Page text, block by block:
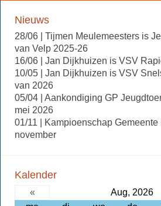
Nieuws
28/06 | Tijmen Meulemeesters is
van Velp 2025-26
16/06 | Jan Dijkhuizen is VSV
10/05 | Jan Dijkhuizen is VSV
van 2026
05/04 | Aankondiging GP
mei 2026
01/11 | Kampioenschap
november
Kalender
« Aug, 2026